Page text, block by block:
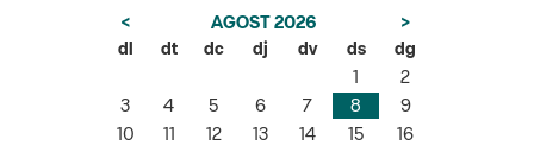
< AGOST 2026
>
dl
dt dc dj dv ds
dg
1
2
3
4 5 6 7 8
9
10
11 12 13 14 15
16